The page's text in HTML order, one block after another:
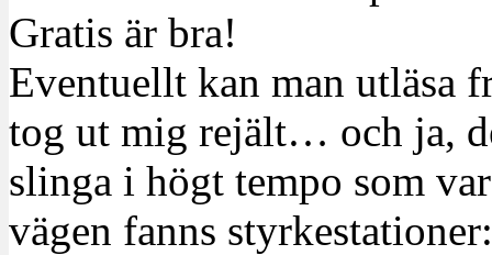
Gratis är bra!
Eventuellt kan man utläsa
tog ut mig rejält… och ja,
slinga i högt tempo som
vägen fanns styrkestationer: